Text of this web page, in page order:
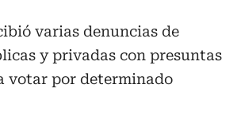
varias denuncias de
y privadas con presuntas
votar por determinado